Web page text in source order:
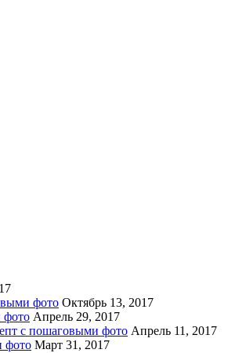
фото Октябрь 13, 2017
фото Апрель 29, 2017
с пошаговыми фото Апрель 11, 2017
фото Март 31, 2017